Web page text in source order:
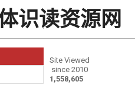
Site Viewed
since 2010
1,558,605